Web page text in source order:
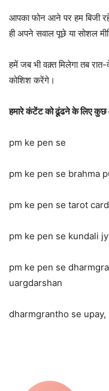
आपका फोन आने पर हम बिजी
ही अपने सवाल पूछे या सोशल
हमें जब भी वक़्त मिलेगा तब
कोशिश करेंगे।
हमारे कंटेंट को ढूंढने के लिए कुछ
pm ke pen se
pm ke pen se brahma
pm ke pen se tarot card
pm ke pen se kundali
pm ke pen se
uargdarshan
dharmgrantho se